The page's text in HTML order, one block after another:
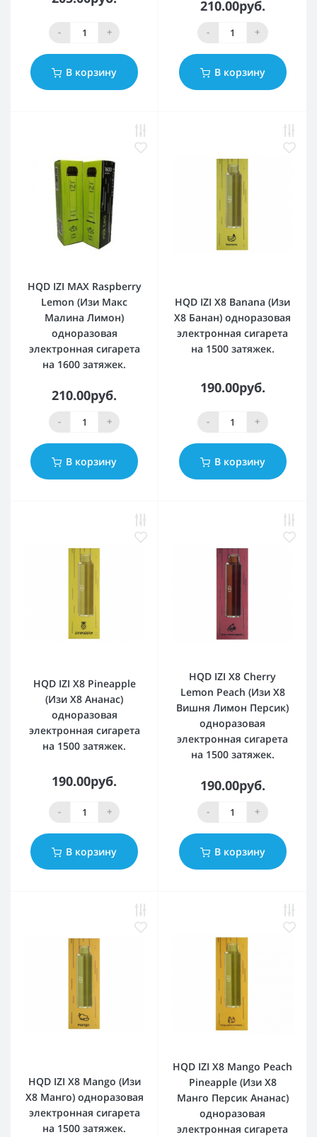
- +
В корзину
210.00руб.
- +
В корзину
HQD IZI MAX Raspberry
Lemon (Изи Макс
Малина Лимон)
одноразовая
электронная сигарета
на 1600 затяжек.
210.00руб.
- +
В корзину
HQD IZI X8 Banana (Изи
Х8 Банан) одноразовая
электронная сигарета
на 1500 затяжек.
190.00руб.
- +
В корзину
HQD IZI X8 Pineapple
(Изи Х8 Ананас)
одноразовая
электронная сигарета
на 1500 затяжек.
190.00руб.
- +
В корзину
HQD IZI X8 Cherry
Lemon Peach (Изи Х8
Вишня Лимон Персик)
одноразовая
электронная сигарета
на 1500 затяжек.
190.00руб.
- +
В корзину
HQD IZI X8 Mango (Изи
Х8 Манго) одноразовая
электронная сигарета
на 1500 затяжек.
HQD IZI X8 Mango Peach
Pineapple (Изи Х8
Манго Персик Ананас)
одноразовая
электронная сигарета